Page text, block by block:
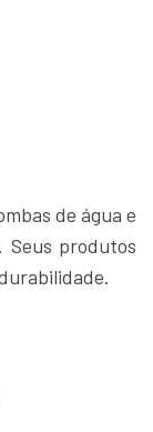
de água e
Seus produtos